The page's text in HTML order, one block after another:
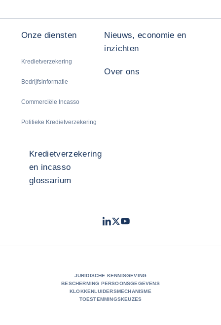
Onze diensten
Kredietverzekering
Bedrijfsinformatie
Commerciële Incasso
Politieke Kredietverzekering
Nieuws, economie en
inzichten
Over ons
Kredietverzekering
en incasso
glossarium
LinkedIn
TwitterYoutube
JURIDISCHE KENNISGEVING
BESCHERMING PERSOONSGEGEVENS
KLOKKENLUIDERSMECHANISME
TOESTEMMINGSKEUZES